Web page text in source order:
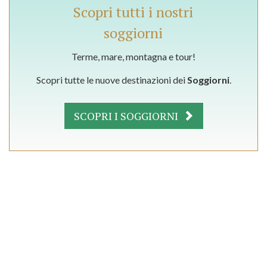
Scopri tutti i nostri
soggiorni
Terme, mare, montagna e tour!
Scopri tutte le nuove destinazioni deiSoggiorni.
SCOPRI I SOGGIORNI